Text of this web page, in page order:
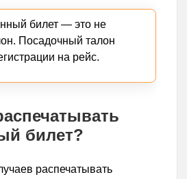
билет — это не
Посадочный талон
на рейс.
билет?
распечатывать